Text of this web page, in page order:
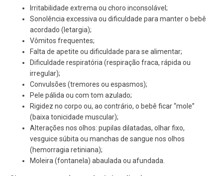
Irritabilidade extrema ou choro inconsolável;
Sonolência excessiva ou dificuldade para manter o bebê
acordado (letargia);
Vômitos frequentes;
Falta de apetite ou dificuldade para se alimentar;
Dificuldade respiratória (respiração fraca, rápida ou
irregular);
Convulsões (tremores ou espasmos);
Pele pálida ou com tom azulado;
Rigidez no corpo ou, ao contrário, o bebê ficar “mole”
(baixa tonicidade muscular);
Alterações nos olhos: pupilas dilatadas, olhar fixo,
vesguice súbita ou manchas de sangue nos olhos
(hemorragia retiniana);
Moleira (fontanela) abaulada ou afundada.